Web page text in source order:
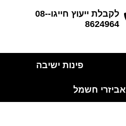
לקבלת ייעוץ חייגו-08-
8624964
פינות ישיבה
אביזרי חשמל